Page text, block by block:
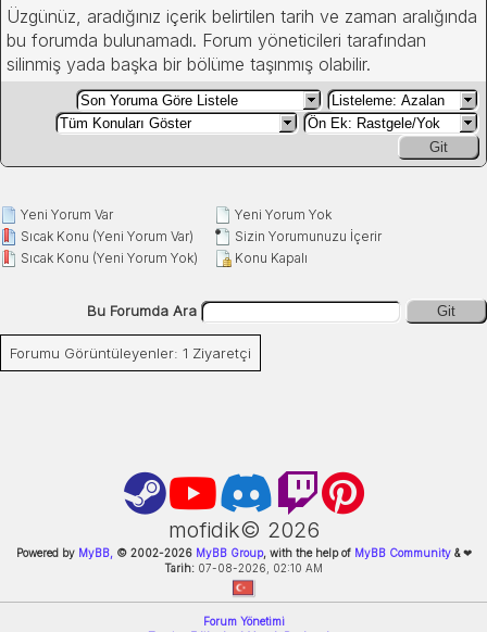
Üzgünüz, aradığınız içerik belirtilen tarih ve zaman aralığında
bu forumda bulunamadı. Forum yöneticileri tarafından
silinmiş yada başka bir bölüme taşınmış olabilir.
Git
Yeni Yorum Var
Sıcak Konu (Yeni Yorum Var)
Sıcak Konu (Yeni Yorum Yok)
Yeni Yorum Yok
Sizin Yorumunuzu İçerir
Konu Kapalı
Bu Forumda Ara Git
Forumu Görüntüleyenler: 1 Ziyaretçi
mofidik© 2026
Powered by MyBB, © 2002-2026MyBB Group, with the help of MyBB Community&❤
Tarih: 07-08-2026, 02:10 AM
Forum Yönetimi